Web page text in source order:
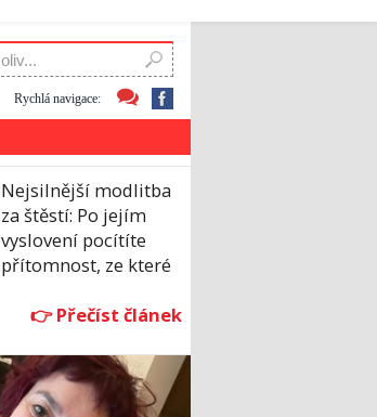
Rychlá navigace:
Nejsilnější modlitba
za štěstí: Po jejím
vyslovení pocítíte
přítomnost, ze které